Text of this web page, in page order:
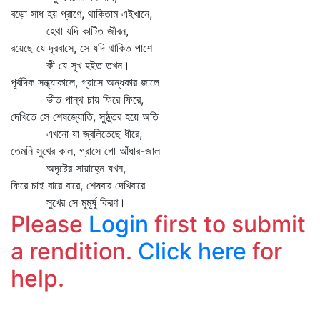
বড়ো সাধ হয় প্রাণে, থাকিতাম এইখানে,
হেথা যদি কাটিত জীবন,
রয়েছে যে দূরবাসে, সে যদি থাকিত পাশে
কী যে সুখ হইত তখন।
পূর্বদিক সন্ধ্যাকালে, গ্রাসে অন্ধকার জালে
ভীত পান্থ চায় ফিরে ফিরে,
দেখিতে সে শেষজ্যোতি, সুষ্ঠুতর হয়ে অতি
এখনো যা জ্বলিতেছে ধীরে,
তেমনি সুখের কাল, গ্রাসে গো আঁধার-জাল
অদৃষ্টের সায়াহ্নে যখন,
ফিরে চাই বারে বারে, শেষবার দেখিবারে
সুখের সে মুমূর্ষু কিরণ।
Please Login first to submit
a rendition. Click here for
help.